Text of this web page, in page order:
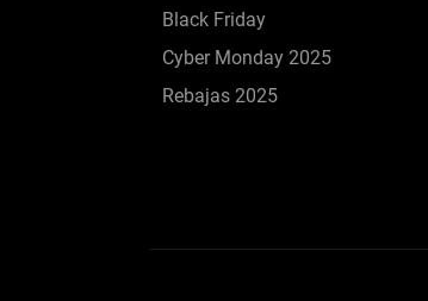
Black Friday
Cyber Monday 2025
Rebajas 2025